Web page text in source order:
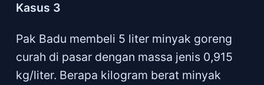
Kasus 3
Pak Badu membeli 5 liter minyak goreng
curah di pasar dengan massa jenis 0,915
kg/liter. Berapa kilogram berat minyak